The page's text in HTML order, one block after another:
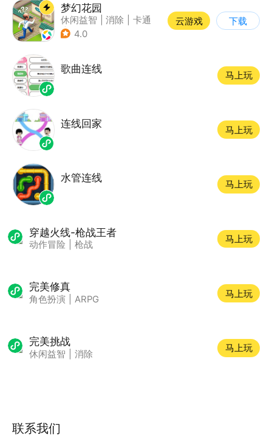
梦幻花园
休闲益智 消除
卡通
| 创梦天地
4.0
云游戏 下载
歌曲连线
马上玩
连线回家
马上玩
水管连线
马上玩
穿越火线-枪战王者
动作冒险 枪战
马上玩
完美修真
角色扮演 ARPG
马上玩
完美挑战
休闲益智 消除
马上玩
联系我们